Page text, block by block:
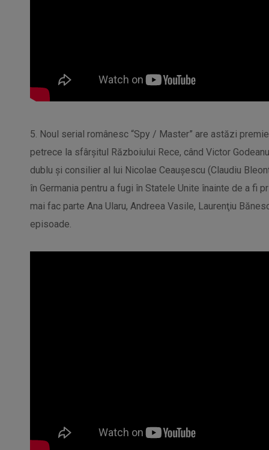
5. Noul serial românesc “Spy / Master” are astăzi
petrece la sfârșitul Războiului Rece, când Victor
dublu și consilier al lui Nicolae Ceaușescu (Claudiu
în Germania pentru a fugi în Statele Unite înainte de a fi
mai fac parte Ana Ularu, Andreea Vasile, Laurenţiu
episoade.